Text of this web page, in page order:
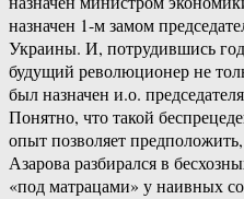
назначен 1-м замом
Украины. И, потрудившись
будущий революционер не
был назначен и.о.
Понятно, что такой
опыт позволяет
Азарова разбирался в
«под матрацами» у наивных